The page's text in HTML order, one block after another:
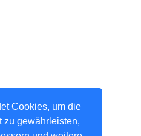
Cookies, um die
zu gewährleisten,